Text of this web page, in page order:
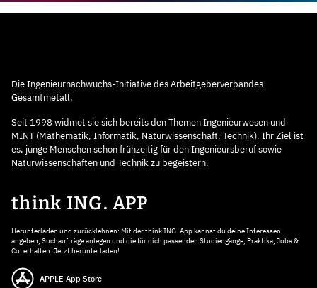
Die Ingenieurnachwuchs-Initiative des Arbeitgeberverbandes
Gesamtmetall.
Seit 1998 widmet sie sich bereits den Themen Ingenieurwesen und
MINT (Mathematik, Informatik, Naturwissenschaft, Technik). Ihr Ziel ist
es, junge Menschen schon frühzeitig für den Ingenieursberuf sowie
Naturwissenschaften und Technik zu begeistern.
think ING. APP
Herunterladen und zurücklehnen: Mit der think ING. App kannst du deine Interessen
angeben, Suchaufträge anlegen und die für dich passenden Studiengänge, Praktika, Jobs &
Co. erhalten. Jetzt herunterladen!
APPLE App Store